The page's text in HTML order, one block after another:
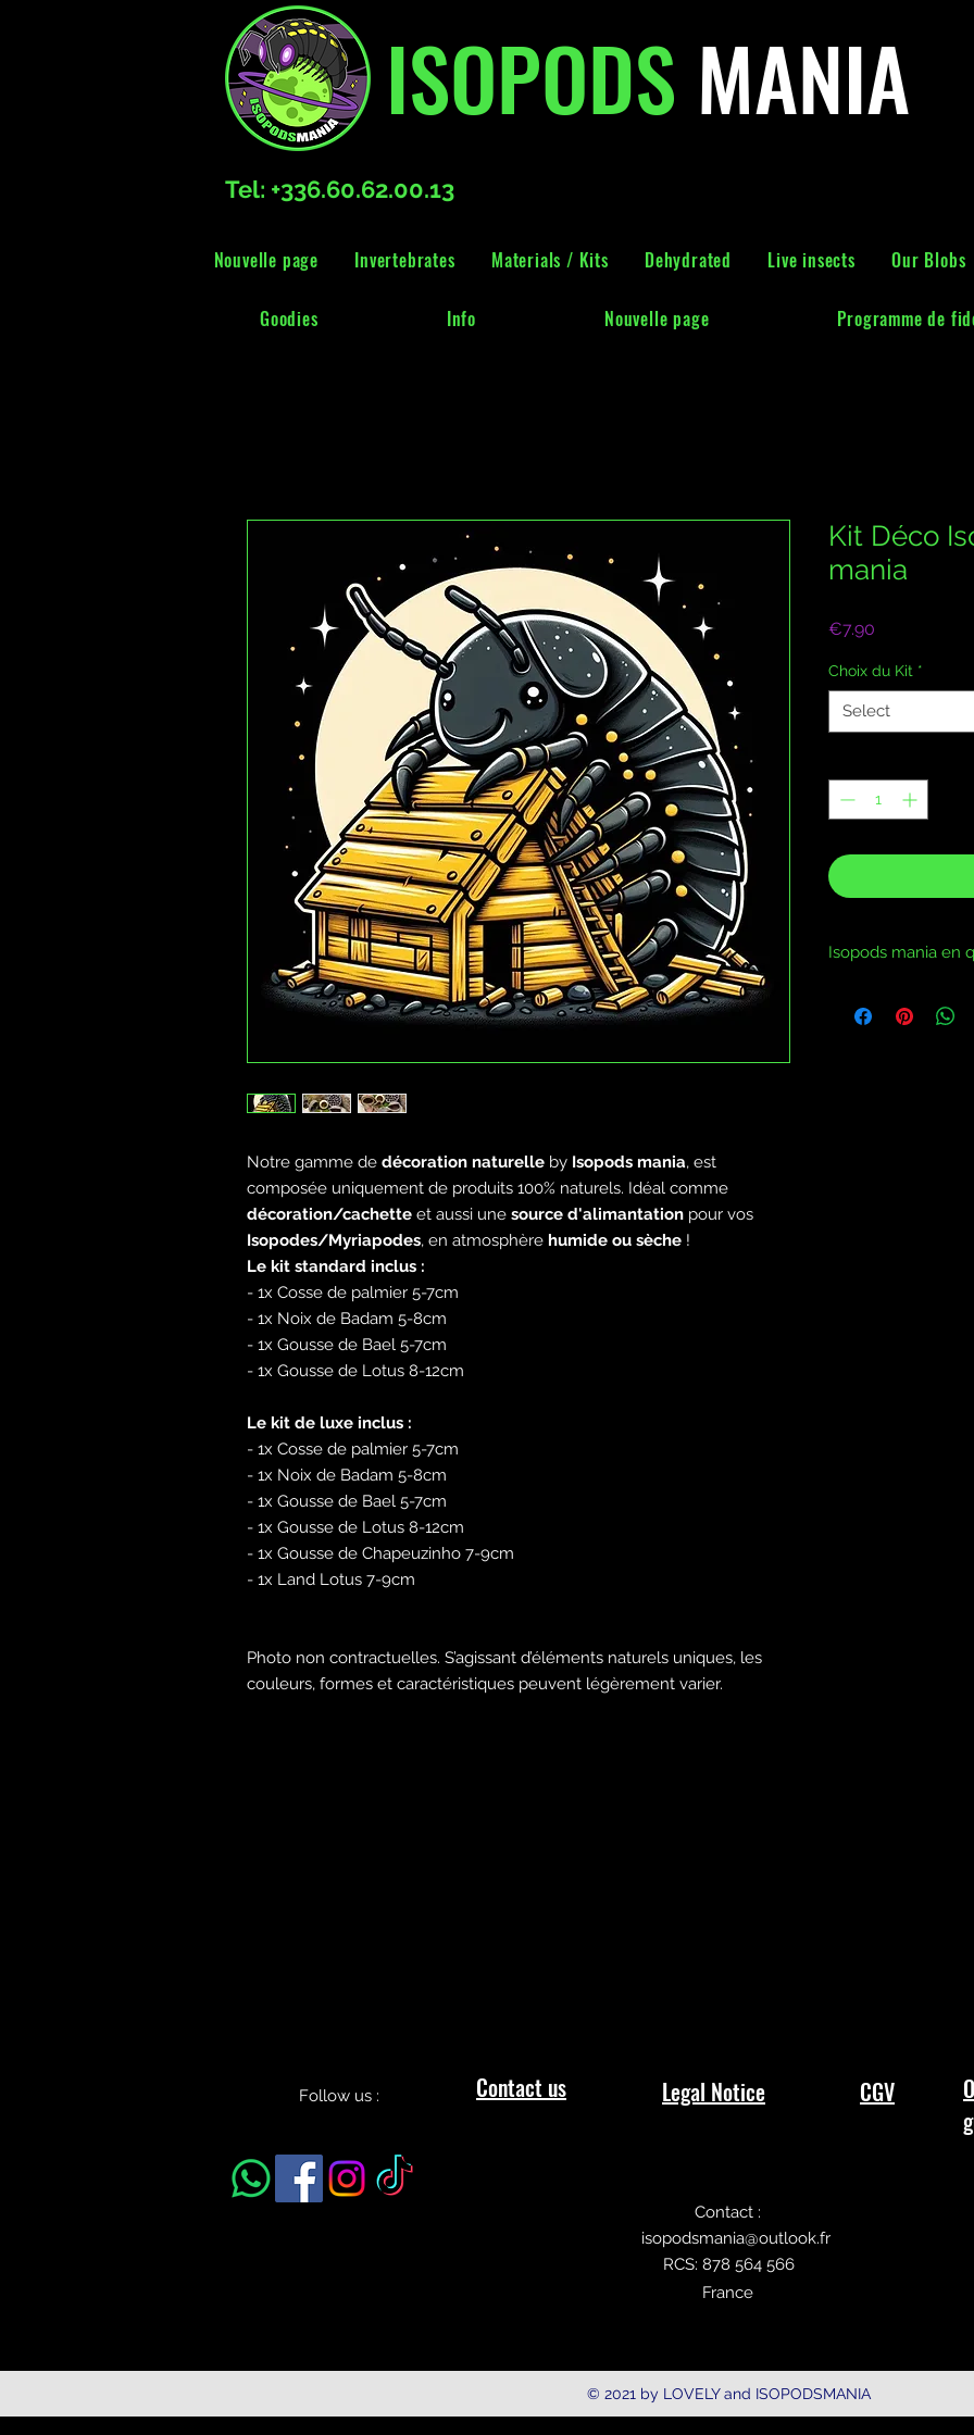
ISOPODS MANIA
Tel: +336.60.62.00.13
Nouvelle page Invertebrates Materials / Kits Dehydrated Live insects Our Blobs
Goodies Info Nouvelle page Programme de
Notre gamme de décoration naturelle by Isopods mania, est
composée uniquement de produits 100% naturels. Idéal comme
décoration/cachette et aussi une source d'alimantation pour vos
Isopodes/Myriapodes, en atmosphère humide ou sèche !
Le kit standard inclus :
- 1x Cosse de palmier 5-7cm
- 1x Noix de Badam 5-8cm
- 1x Gousse de Bael 5-7cm
- 1x Gousse de Lotus 8-12cm
Le kit de luxe inclus :
- 1x Cosse de palmier 5-7cm
- 1x Noix de Badam 5-8cm
- 1x Gousse de Bael 5-7cm
- 1x Gousse de Lotus 8-12cm
- 1x Gousse de Chapeuzinho 7-9cm
- 1x Land Lotus 7-9cm
Photo non contractuelles. S’agissant d’éléments naturels uniques, les
couleurs, formes et caractéristiques peuvent légèrement varier.
Kit Déco
mania
€7.90
Choix du Kit *
Select
Isopods mania en
Transport 24h
Follow us : Contact us Legal Notice CGV
Contact :
isopodsmania@outlook.fr
RCS: 878 564 566
France
© 2021 by LOVELY and ISOPODSMANIA